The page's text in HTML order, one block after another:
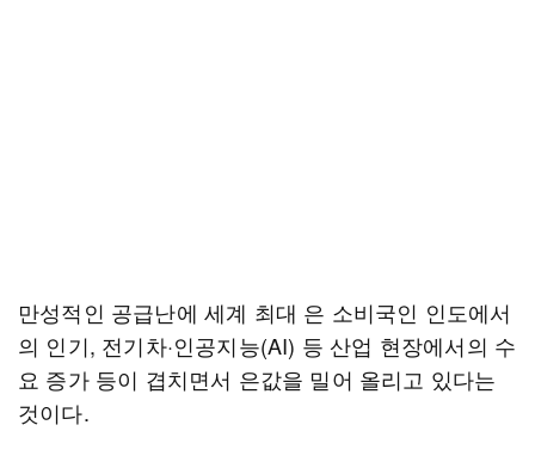
만성적인 공급난에 세계 최대 은 소비국인 인도에서
의 인기, 전기차·인공지능(AI) 등 산업 현장에서의 수
요 증가 등이 겹치면서 은값을 밀어 올리고 있다는
것이다.